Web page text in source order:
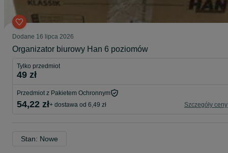
Dodane 16 lipca 2026
Organizator biurowy Han 6 poziomów
Tylko przedmiot
49 zł
Przedmiot z Pakietem Ochronnym
54,22 zł+ dostawa od 6,49 zł Szczegóły ceny
Stan: Nowe